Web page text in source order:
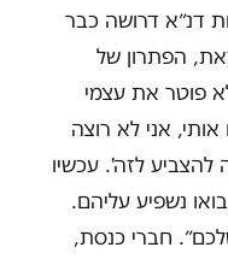
דנ״א דרושה כבר
הפתרון של
פוטר את עצמי
אני לא רוצה
לזה'. עכשיו
נשפיע עליהם.
חברי כנסת,